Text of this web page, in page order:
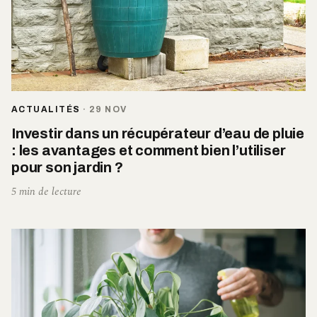
ACTUALITÉS · 29 NOV
Investir dans un récupérateur d’eau de pluie
: les avantages et comment bien l’utiliser
pour son jardin ?
5 min de lecture